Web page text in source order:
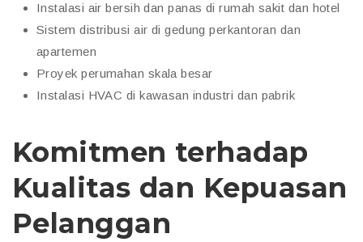
Instalasi air bersih dan panas di rumah sakit dan hotel
Sistem distribusi air di gedung perkantoran dan
apartemen
Proyek perumahan skala besar
Instalasi HVAC di kawasan industri dan pabrik
Komitmen terhadap
Kualitas dan Kepuasan
Pelanggan